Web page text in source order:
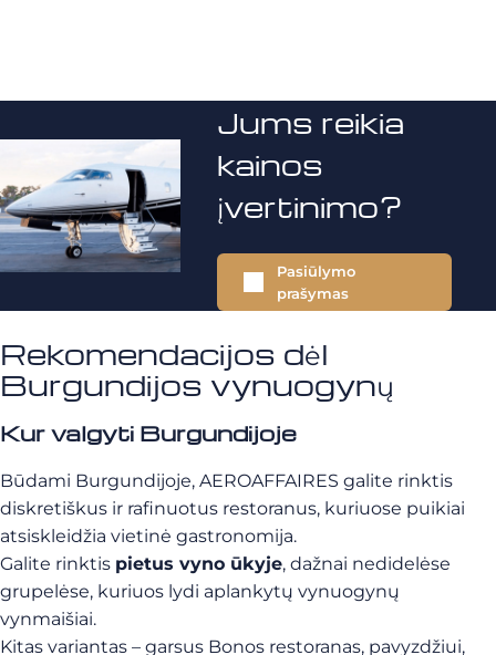
Jums reikia
kainos
įvertinimo?
Pasiūlymo
prašymas
Rekomendacijos dėl
Burgundijos vynuogynų
Kur valgyti Burgundijoje
Būdami Burgundijoje, AEROAFFAIRES galite rinktis
diskretiškus ir rafinuotus restoranus, kuriuose puikiai
atsiskleidžia vietinė gastronomija.
Galite rinktis pietus vyno ūkyje, dažnai nedidelėse
grupelėse, kuriuos lydi aplankytų vynuogynų
vynmaišiai.
Kitas variantas – garsus Bonos restoranas, pavyzdžiui,